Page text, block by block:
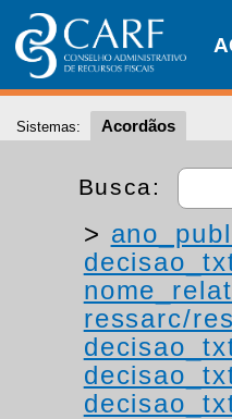
Sistemas: Acordãos
Busca:
>
ressarc/